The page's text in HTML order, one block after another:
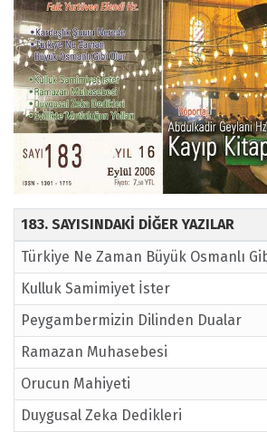
183. SAYISINDAKİ DİĞER YAZILAR
Türkiye Ne Zaman Büyük Osmanlı
Kulluk Samimiyet İster
Peygambermizin Dilinden Dualar
Ramazan Muhasebesi
Orucun Mahiyeti
Duygusal Zeka Dedikleri